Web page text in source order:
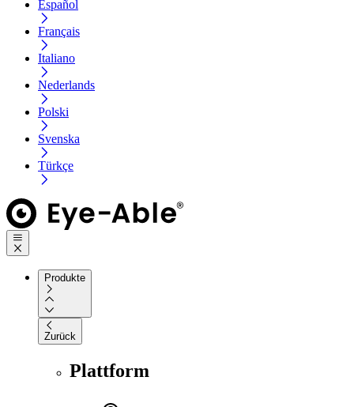
Español
Français
Italiano
Nederlands
Polski
Svenska
Türkçe
Produkte
Zurück
Plattform